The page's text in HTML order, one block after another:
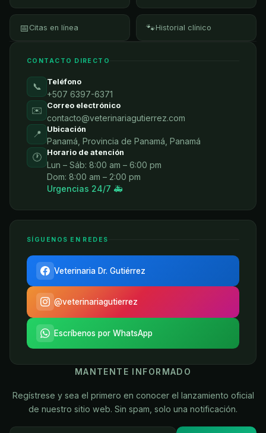
📅 Citas en línea 🐾Historial clínico
CONTACTO DIRECTO
📞 Teléfono
+507 6397-6371
✉️ Correo electrónico
contacto@veterinariagutierrez.com
📍 Ubicación
Panamá, Provincia de Panamá, Panamá
🕐 Horario de atención
Lun – Sáb: 8:00 am – 6:00 pm
Dom: 8:00 am – 2:00 pm
Urgencias 24/7 🚑
SÍGUENOS EN REDES
Veterinaria Dr. Gutiérrez
@veterinariagutierrez
Escríbenos por WhatsApp
MANTENTE INFORMADO
Regístrese y sea el primero en conocer el lanzamiento oficial
de nuestro sitio web. Sin spam, solo una notificación.